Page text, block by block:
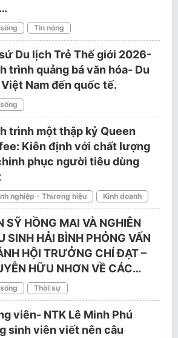
Tin nóng
Du lịch Trẻ Thế giới 2026-
trình quảng bá văn hóa- Du
Nam đến quốc tế.
trình một thập kỷ Queen
Kiên định với chất lượng
phục người tiêu dùng
nghiệp - Thương hiệu Kinh doanh
SỸ HỒNG MAI VÀ NGHIÊN
SINH HẢI BÌNH PHỎNG VẤN
HỘI TRƯỞNG CHÍ ĐẠT –
HỮU NHƠN VỀ CÁC…
Thời sự
viên- NTK Lê Minh Phú
sinh viên viết nên câu